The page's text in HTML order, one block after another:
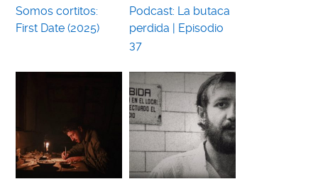
Somos cortitos:
First Date (2025)
Podcast: La butaca
perdida | Episodio
37